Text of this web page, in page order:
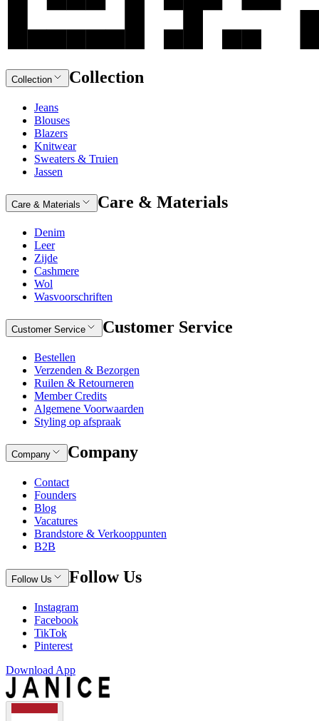
Collection Collection
Jeans
Blouses
Blazers
Knitwear
Sweaters & Truien
Jassen
Care & Materials Care & Materials
Denim
Leer
Zijde
Cashmere
Wol
Wasvoorschriften
Customer Service Customer Service
Bestellen
Verzenden & Bezorgen
Ruilen & Retourneren
Member Credits
Algemene Voorwaarden
Styling op afspraak
Company Company
Contact
Founders
Blog
Vacatures
Brandstore & Verkooppunten
B2B
Follow Us Follow Us
Instagram
Facebook
TikTok
Pinterest
Download App